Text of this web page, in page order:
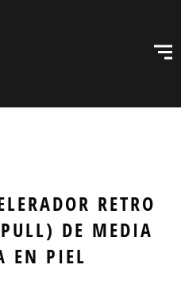
RETRO
DE MEDIA
EN PIEL